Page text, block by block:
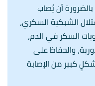
أن يُصاب
الشبكية السكري،
السكر في الدم،
والحفاظ على
كبير من الإصابة